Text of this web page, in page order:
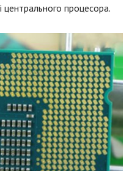
процесора.